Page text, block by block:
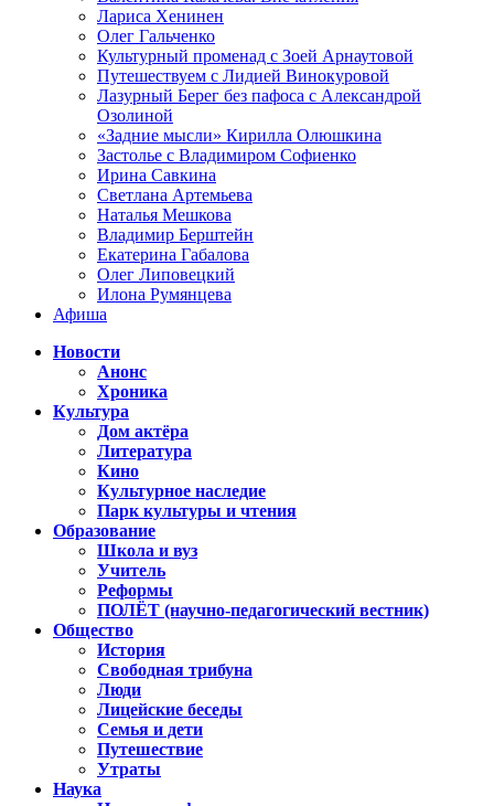
Лариса Хенинен
Олег Гальченко
Культурный променад с Зоей Арнаутовой
Путешествуем с Лидией Винокуровой
Лазурный Берег без пафоса с Александрой
Озолиной
«Задние мысли» Кирилла Олюшкина
Застолье с Владимиром Софиенко
Ирина Савкина
Светлана Артемьева
Наталья Мешкова
Владимир Берштейн
Екатерина Габалова
Олег Липовецкий
Илона Румянцева
Афиша
Новости
Анонс
Хроника
Культура
Дом актёра
Литература
Кино
Культурное наследие
Парк культуры и чтения
Образование
Школа и вуз
Учитель
Реформы
ПОЛЁТ (научно-педагогический вестник)
Общество
История
Свободная трибуна
Люди
Лицейские беседы
Семья и дети
Путешествие
Утраты
Наука